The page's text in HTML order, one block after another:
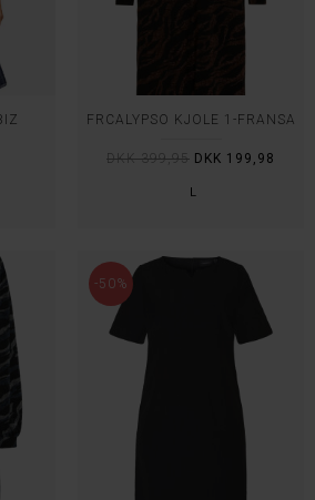
L
FRCALYPSO KJOLE 1-FRANSA
DKK 399,95 DKK 199,98
-50%